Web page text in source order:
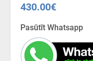
430.00€
Pasūtīt Whatsapp